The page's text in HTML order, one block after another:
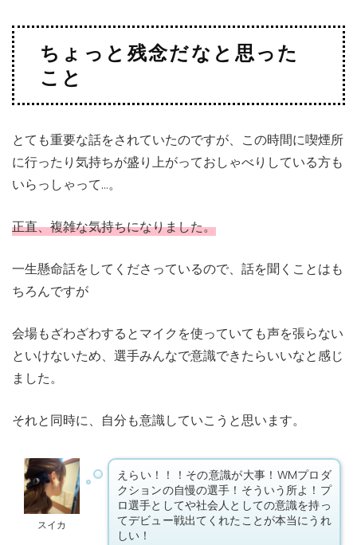
ちょっと残念だなと思った
こと
とても重要な話をされていたのですが、この時間に喫煙所
に行ったり気持ちが盛り上がっておしゃべりしている方も
いらっしゃって…。
正直、複雑な気持ちになりました。
一生懸命話をしてくださっているので、話を聞くことはも
ちろんですが
会場もざわざわするとマイクを使っていても声を張らない
といけないため、 選手みんなで意識できたらいいなと感じ
ました。
それと同時に、自分も意識していこうと思います。
スイカ
えらい！！！その意識が大事！WMプロダ
クションの自慢の選手！そういう所よ！プ
ロ選手としてや社会人としての意識を持っ
てデビュー戦出てくれたことが本当にうれ
しい！